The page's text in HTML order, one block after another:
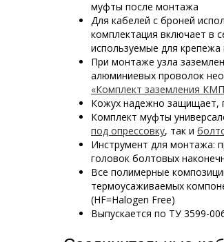
муфты после монтажа
Для кабелей с броней
комплектация включает в
используемые для
При монтаже узла
алюминиевых проволок
«Комплект заземления
Кожух надежно защищает,
Комплект муфты
под опрессовку, так и
Инструмент для монтажа:
головок болтовых
Все полимерные
термоусаживаемых
(HF=Halogen Free)
Выпускается по ТУ 3599-